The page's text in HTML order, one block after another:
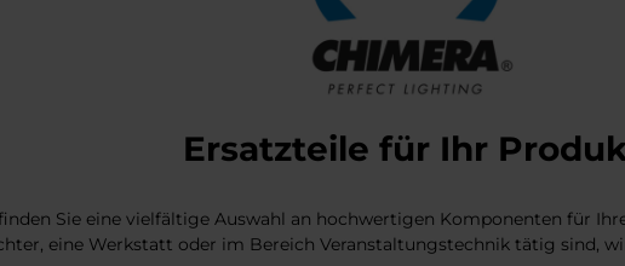
Ersatzteile für Ihr
finden Sie eine vielfältige Auswahl an hochwertigen Komponenten für
eine Werkstatt oder im Bereich Veranstaltungstechnik tätig sind,